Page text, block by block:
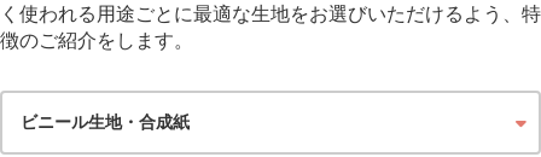
く使われる用途ごとに最適な生地をお選びいただけるよう、特
徴のご紹介をします。
ビニール生地・合成紙